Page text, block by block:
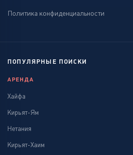
Политика конфиденциальности
ПОПУЛЯРНЫЕ ПОИСКИ
АРЕНДА
Хайфа
Кирьят-Ям
Нетания
Кирьят-Хаим